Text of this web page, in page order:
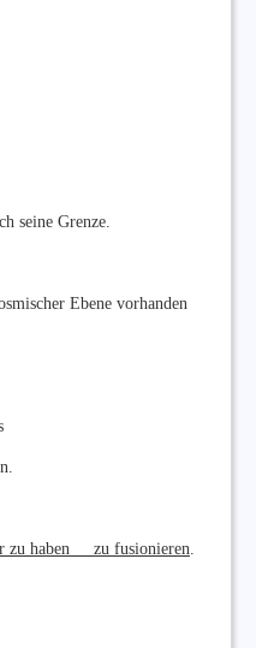
seine Grenze.
Ebene vorhanden
zu haben zu fusionieren